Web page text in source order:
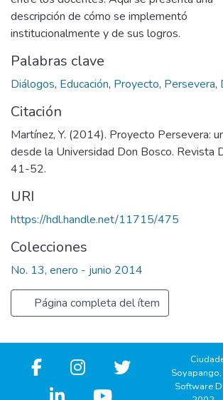
descripción de cómo se implementó
institucionalmente y de sus logros.
Palabras clave
Diálogos, Educación, Proyecto, Persevera,
Citación
Martínez, Y. (2014). Proyecto Persevera:
desde la Universidad Don Bosco. Revista
41-52.
URI
https://hdl.handle.net/11715/475
Colecciones
No. 13, enero - junio 2014
Página completa del ítem
Software